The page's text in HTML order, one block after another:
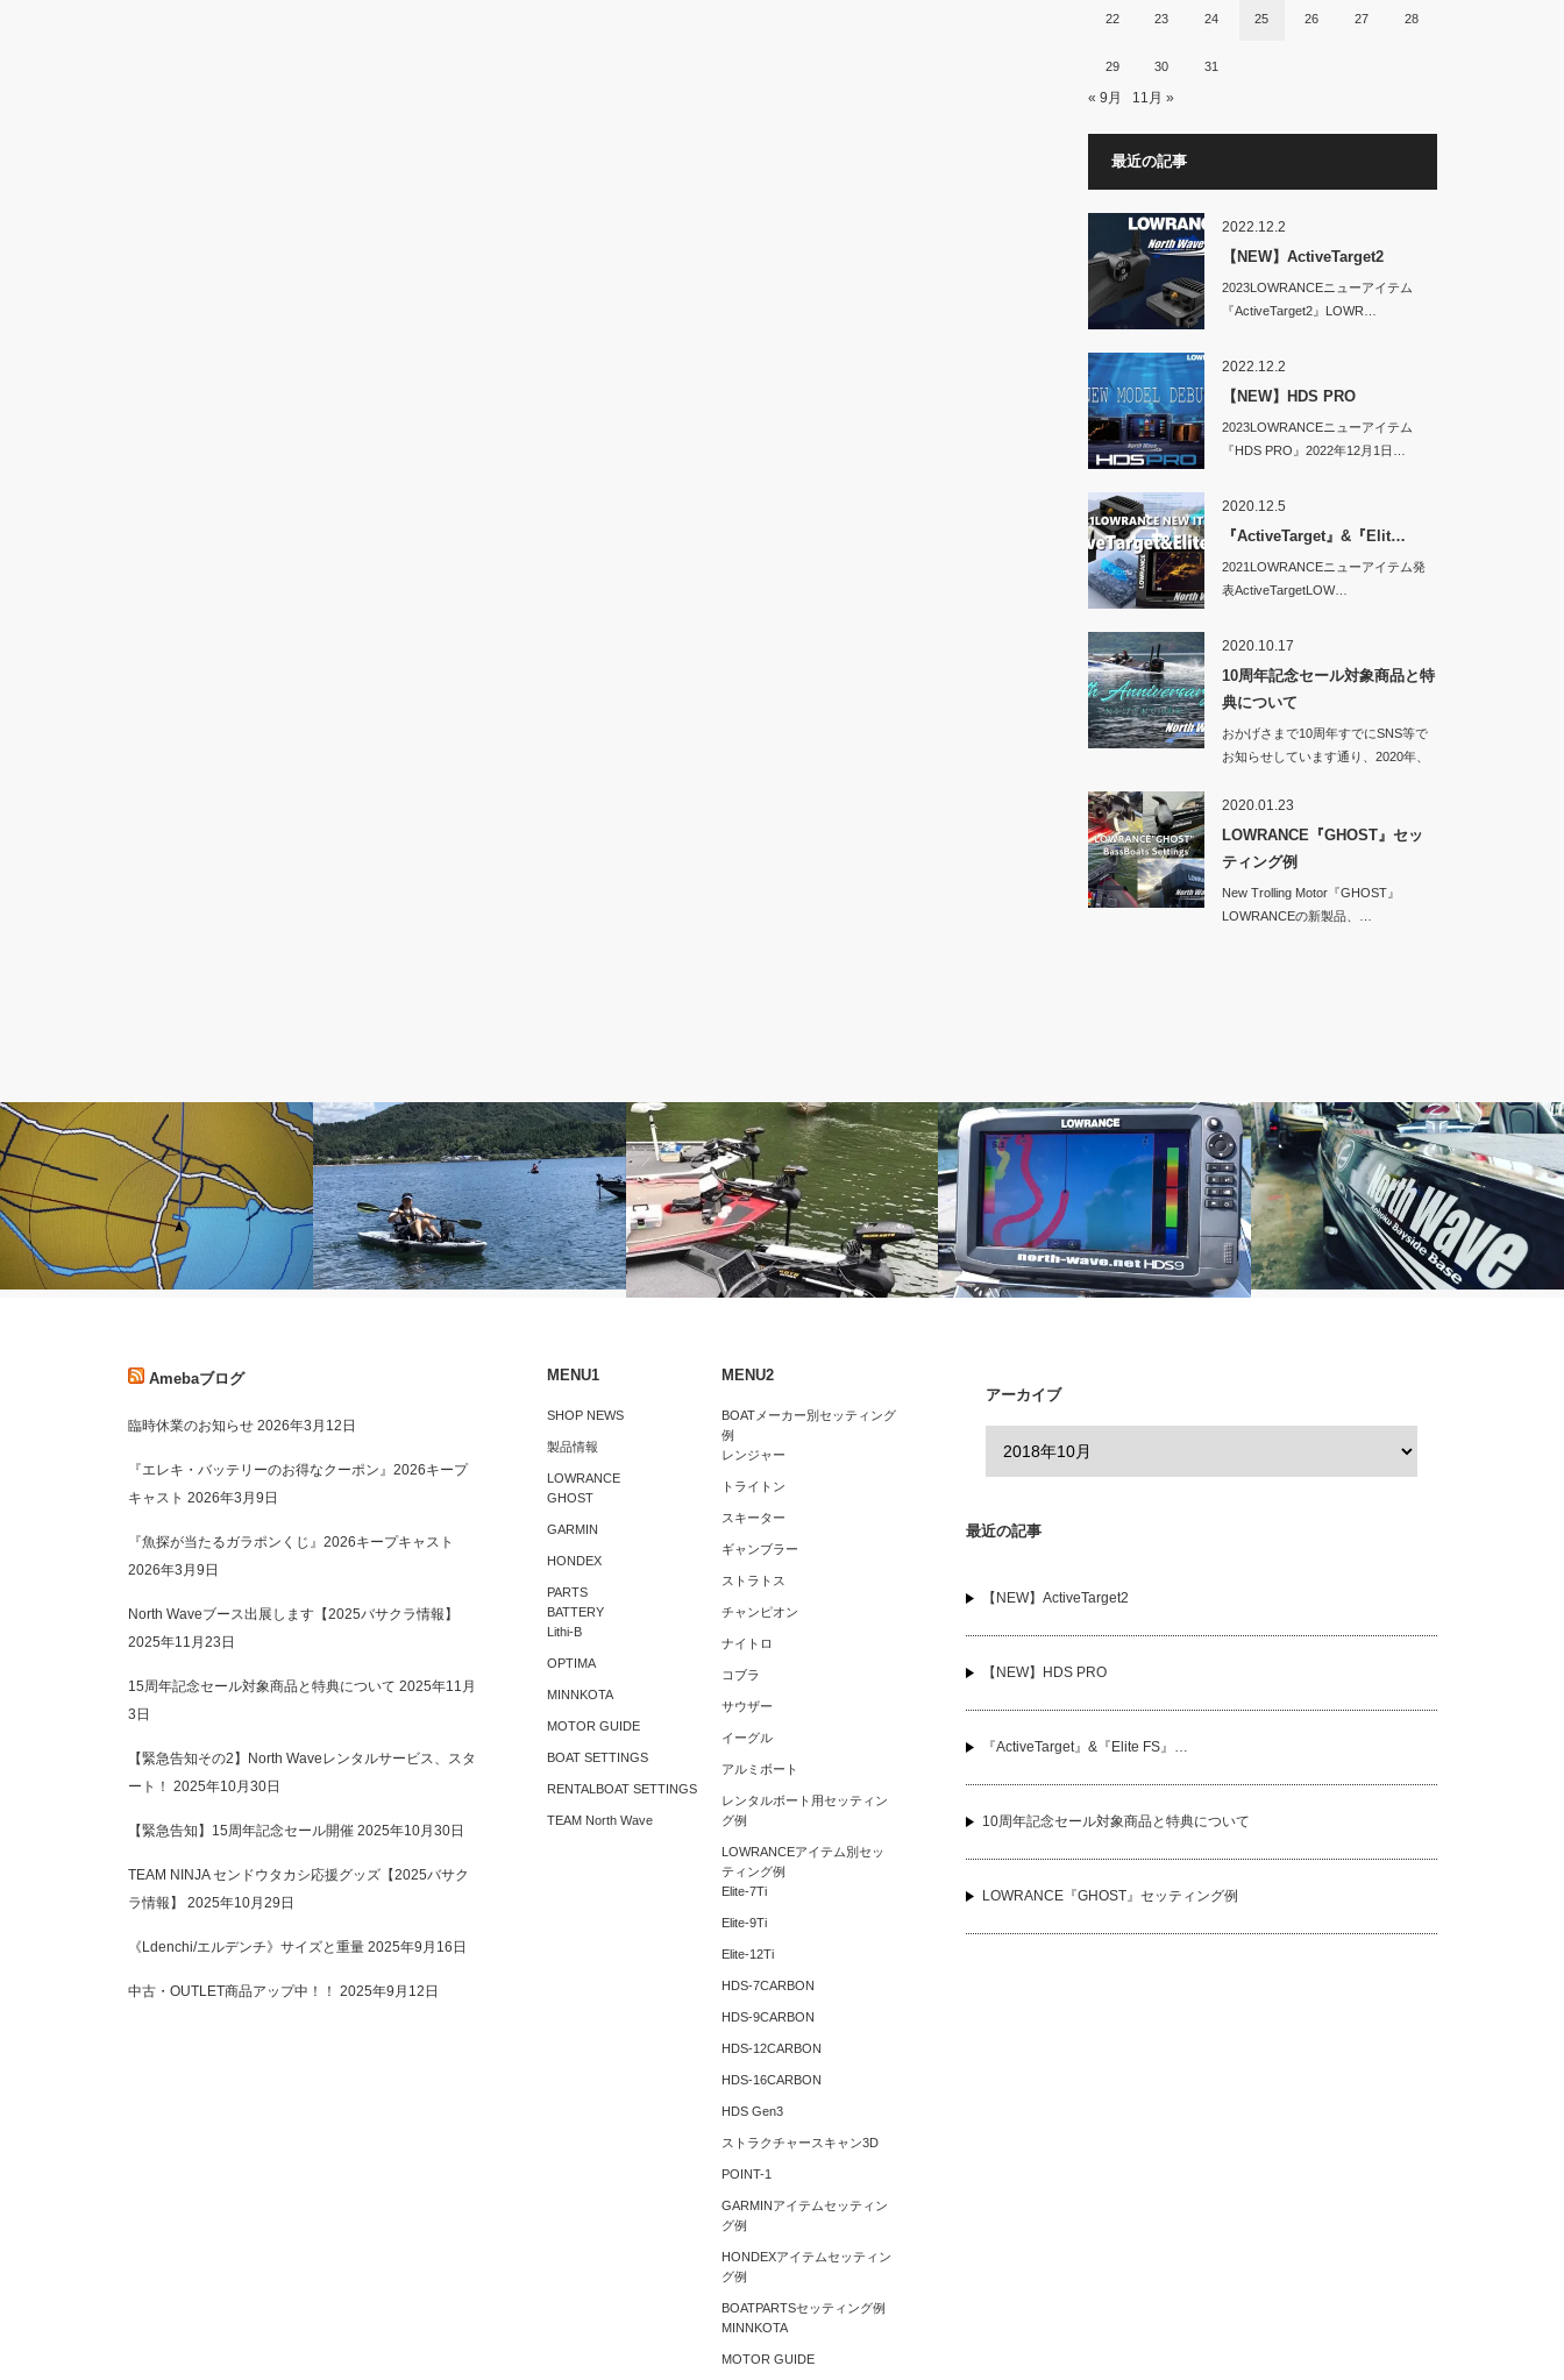
22 23 24 25 26 27 28
29 30 31
« 9月 11月 »
最近の記事
2022.12.2
【NEW】ActiveTarget2
2023LOWRANCEニューアイテム
『ActiveTarget2』LOWR…
2022.12.2
【NEW】HDS PRO
2023LOWRANCEニューアイテム
『HDS PRO』2022年12月1日…
2020.12.5
『ActiveTarget』&『Elit…
2021LOWRANCEニューアイテム発
表ActiveTargetLOW…
2020.10.17
10周年記念セール対象商品と特
典について
おかげさまで10周年すでにSNS等で
お知らせしています通り、2020年、
2020.01.23
LOWRANCE『GHOST』セッ
ティング例
New Trolling Motor『GHOST』
LOWRANCEの新製品、…
HDS Gen3 Ver.5.0の新機能
Amebaブログ
臨時休業のお知らせ 2026年3月12日
『エレキ・バッテリーのお得なクーポン』2026キープ
キャスト 2026年3月9日
『魚探が当たるガラポンくじ』2026キープキャスト
2026年3月9日
North Waveブース出展します【2025バサクラ情報】
2025年11月23日
15周年記念セール対象商品と特典について 2025年11月
3日
【緊急告知その2】North Waveレンタルサービス、スタ
ート！ 2025年10月30日
【緊急告知】15周年記念セール開催 2025年10月30日
TEAM NINJA センドウタカシ応援グッズ【2025バサク
ラ情報】
2025年10月29日
《Ldenchi/エルデンチ》サイズと重量 2025年9月16日
中古・OUTLET商品アップ中！！ 2025年9月12日
アーカイブ
最近の記事
【NEW】ActiveTarget2
【NEW】HDS PRO
『ActiveTarget』&『Elite FS』…
10周年記念セール対象商品と特典について
LOWRANCE『GHOST』セッティング例
MENU1
SHOP NEWS
製品情報
LOWRANCE
GHOST
GARMIN
HONDEX
PARTS
BATTERY
Lithi-B
OPTIMA
MINNKOTA
MOTOR GUIDE
BOAT SETTINGS
RENTALBOAT SETTINGS
TEAM North Wave
MENU2
BOATメーカー別セッティング
例
レンジャー
トライトン
スキーター
ギャンブラー
ストラトス
チャンピオン
ナイトロ
コブラ
サウザー
イーグル
アルミボート
レンタルボート用セッティン
グ例
LOWRANCEアイテム別セッ
ティング例
Elite-7Ti
Elite-9Ti
Elite-12Ti
HDS-7CARBON
HDS-9CARBON
HDS-12CARBON
HDS-16CARBON
HDS Gen3
ストラクチャースキャン3D
POINT-1
GARMINアイテムセッティン
グ例
HONDEXアイテムセッティン
グ例
BOATPARTSセッティング例
MINNKOTA
MOTOR GUIDE